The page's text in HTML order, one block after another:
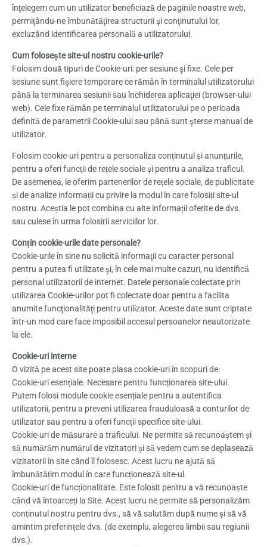
înţelegem cum un utilizator beneficiază de paginile noastre web,
permiţându-ne îmbunătăţirea structurii şi conţinutului lor,
excluzând identificarea personală a utilizatorului.
Cum folosește site-ul nostru cookie-urile?
Folosim două tipuri de Cookie-uri: per sesiune şi fixe. Cele per
sesiune sunt fişiere temporare ce rămân în terminalul utilizatorului
până la terminarea sesiunii sau închiderea aplicaţiei (browser-ului
web). Cele fixe rămân pe terminalul utilizatorului pe o perioada
definită de parametrii Cookie-ului sau până sunt şterse manual de
utilizator.
Folosim cookie-uri pentru a personaliza conținutul și anunțurile,
pentru a oferi funcții de rețele sociale și pentru a analiza traficul.
De asemenea, le oferim partenerilor de rețele sociale, de publicitate
și de analize informații cu privire la modul în care folosiți site-ul
nostru. Aceștia le pot combina cu alte informații oferite de dvs.
sau culese în urma folosirii serviciilor lor.
Conțin cookie-urile date personale?
Cookie-urile în sine nu solicită informaţii cu caracter personal
pentru a putea fi utilizate şi, în cele mai multe cazuri, nu identifică
personal utilizatorii de internet. Datele personale colectate prin
utilizarea Cookie-urilor pot fi colectate doar pentru a facilita
anumite funcţionalităţi pentru utilizator. Aceste date sunt criptate
într-un mod care face imposibil accesul persoanelor neautorizate
la ele.
Cookie-uri interne
O vizită pe acest site poate plasa cookie-uri în scopuri de:
Cookie-uri esențiale. Necesare pentru funcționarea site-ului.
Putem folosi module cookie esențiale pentru a autentifica
utilizatorii, pentru a preveni utilizarea frauduloasă a conturilor de
utilizator sau pentru a oferi funcții specifice site-ului.
Cookie-uri de măsurare a traficului. Ne permite să recunoaștem și
să numărăm numărul de vizitatori și să vedem cum se deplasează
vizitatorii în site când îl folosesc. Acest lucru ne ajută să
îmbunătățim modul în care funcționează site-ul.
Cookie-uri de funcționalitate. Este folosit pentru a vă recunoaște
când vă întoarceți la Site. Acest lucru ne permite să personalizăm
conținutul nostru pentru dvs., să vă salutăm după nume și să vă
amintim preferințele dvs. (de exemplu, alegerea limbii sau regiunii
dvs.).